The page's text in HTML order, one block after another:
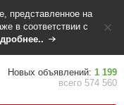
представленное на
в соответствии с
Новых объявлений: 1 199
всего 574 560